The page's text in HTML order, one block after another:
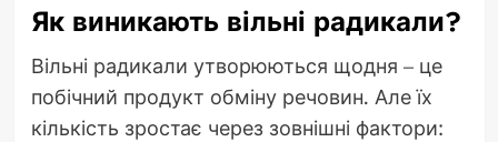
Як виникають вільні радикали?
Вільні радикали утворюються щодня – це
побічний продукт обміну речовин. Але їх
кількість зростає через зовнішні фактори: